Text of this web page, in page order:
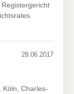
28.06.2017
Köln, Charles-